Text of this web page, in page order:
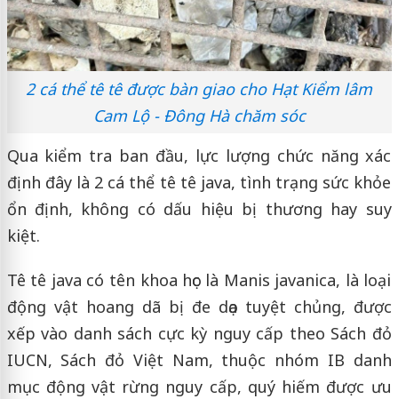
2 cá thể tê tê được bàn giao cho Hạt Kiểm lâm
Cam Lộ - Đông Hà chăm sóc
Qua kiểm tra ban đầu, lực lượng chức năng xác
định đây là 2 cá thể tê tê java, tình trạng sức khỏe
ổn định, không có dấu hiệu bị thương hay suy
kiệt.
Tê tê java có tên khoa học là Manis javanica, là loại
động vật hoang dã bị đe dọa tuyệt chủng, được
xếp vào danh sách cực kỳ nguy cấp theo Sách đỏ
IUCN, Sách đỏ Việt Nam, thuộc nhóm IB danh
mục động vật rừng nguy cấp, quý hiếm được ưu